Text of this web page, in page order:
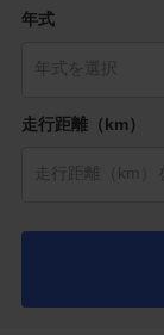
年式
走行距離（km）